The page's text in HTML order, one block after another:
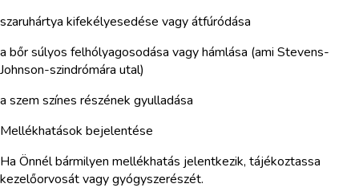
szaruhártya kifekélyesedése vagy átfúródása
a bőr súlyos felhólyagosodása vagy hámlása (ami Stevens-
Johnson-szindrómára utal)
a szem színes részének gyulladása
Mellékhatások bejelentése
Ha Önnél bármilyen mellékhatás jelentkezik, tájékoztassa
kezelőorvosát vagy gyógyszerészét.